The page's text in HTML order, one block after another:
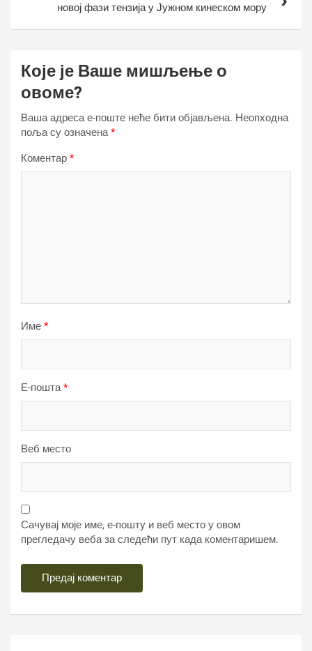
новој фази тензија у Јужном кинеском мору
Које је Ваше мишљење о
овоме?
Ваша адреса е-поште неће бити објављена. Неопходна
поља су означена*
Коментар *
Име *
Е-пошта*
Веб место
Сачувај моје име, е-пошту и веб место у овом
прегледачу веба за следећи пут када коментаришем.